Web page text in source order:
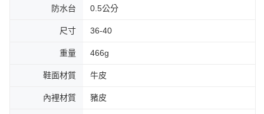
防水台 0.5公分
尺寸 36-40
重量 466g
鞋面材質 牛皮
內裡材質 豬皮